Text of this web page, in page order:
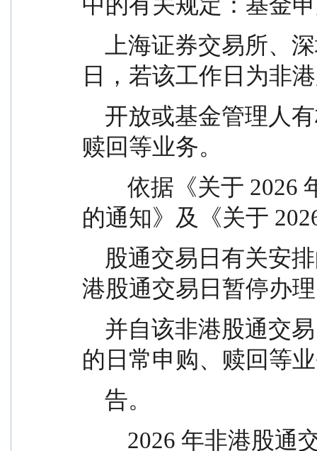
日，若该工作日为非
赎回等业务。
的通知》及《关于
港股通交易日暂停办
的日常申购、赎回等
    告。